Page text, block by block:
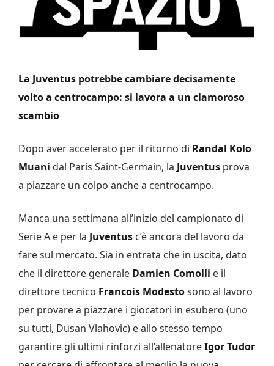
La Juventus potrebbe cambiare decisamente
volto a centrocampo: si lavora a un clamoroso
scambio
Dopo aver accelerato per il ritorno di Randal Kolo
Muani dal Paris Saint-Germain, la Juventus prova
a piazzare un colpo anche a centrocampo.
Manca una settimana all’inizio del campionato di
Serie A e per la Juventus c’è ancora del lavoro da
fare sul mercato. Sia in entrata che in uscita, dato
che il direttore generale Damien Comolli e il
direttore tecnico Francois Modestosono al lavoro
per provare a piazzare i giocatori in esubero (uno
su tutti, Dusan Vlahovic) e allo stesso tempo
garantire gli ultimi rinforzi all’allenatoreIgor Tudor